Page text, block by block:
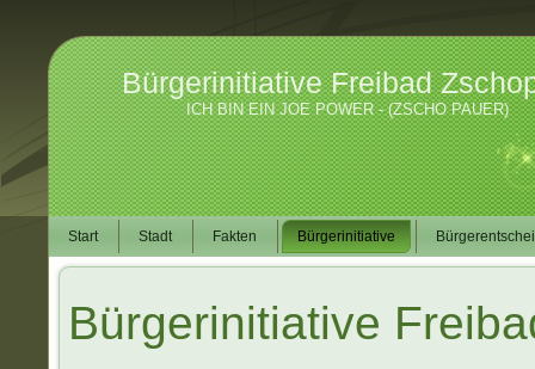
Bürgerinitiative Freibad
ICH BIN EIN JOE POWER - (ZSCHO PAUER)
Start Stadt Fakten Bürgerinitiative
Bürgerinitiative